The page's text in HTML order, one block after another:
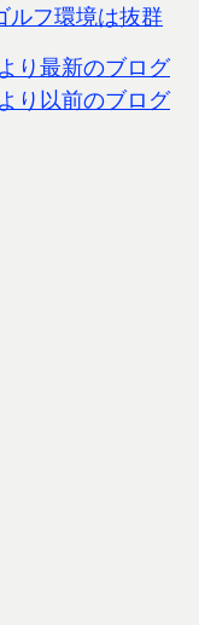
ルフ環境は抜群
より最新のブログ
より以前のブログ